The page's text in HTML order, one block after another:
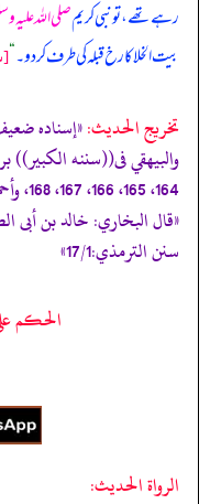
رہے تھے، تو نبی کریمصلی اللہ علیہ
بیت الخلا کا رخ قبلہ کی طرف کر دو۔“
تخریج الحدیث:
164، 165، 166، 167، 168، وأحمد فى ((مسنده)) برقم: 25703»
«قال البخاري: خالد بن
سنن الترمذي:17/1»
الحكم
الرواة الحديث: